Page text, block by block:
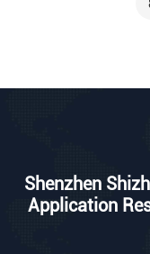
Shenzhen
Application